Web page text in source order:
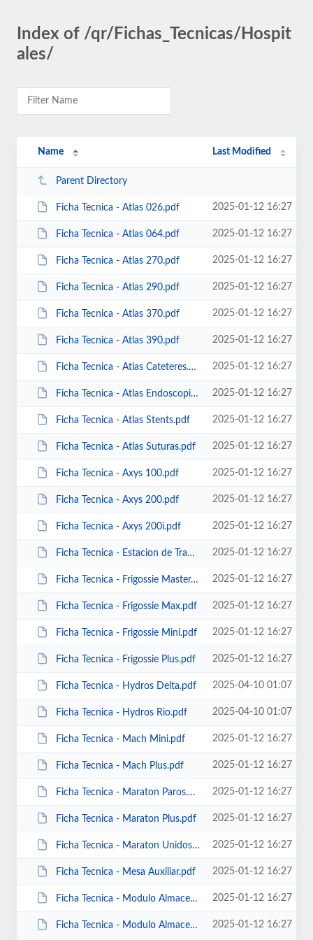
Index of /qr/Fichas_Tecnicas/Hospit
ales/
Name Last Modified
Parent Directory
Ficha Tecnica - Atlas 026.pdf 2025-01-12 16:27
Ficha Tecnica - Atlas 064.pdf 2025-01-12 16:27
Ficha Tecnica - Atlas 270.pdf 2025-01-12 16:27
Ficha Tecnica - Atlas 290.pdf 2025-01-12 16:27
Ficha Tecnica - Atlas 370.pdf 2025-01-12 16:27
Ficha Tecnica - Atlas 390.pdf 2025-01-12 16:27
Ficha Tecnica - Atlas Cateteres.pdf 2025-01-12 16:27
Ficha Tecnica - Atlas Endoscopios.pdf 2025-01-12 16:27
Ficha Tecnica - Atlas Stents.pdf 2025-01-12 16:27
Ficha Tecnica - Atlas Suturas.pdf 2025-01-12 16:27
Ficha Tecnica - Axys 100.pdf 2025-01-12 16:27
Ficha Tecnica - Axys 200.pdf 2025-01-12 16:27
Ficha Tecnica - Axys 200i.pdf 2025-01-12 16:27
Ficha Tecnica - Estacion de Trabajo Sencilla.pdf 2025-01-12 16:27
Ficha Tecnica - Frigossie Master.pdf 2025-01-12 16:27
Ficha Tecnica - Frigossie Max.pdf 2025-01-12 16:27
Ficha Tecnica - Frigossie Mini.pdf 2025-01-12 16:27
Ficha Tecnica - Frigossie Plus.pdf 2025-01-12 16:27
Ficha Tecnica - Hydros Delta.pdf 2025-04-10 01:07
Ficha Tecnica - Hydros Rio.pdf 2025-04-10 01:07
Ficha Tecnica - Mach Mini.pdf 2025-01-12 16:27
Ficha Tecnica - Mach Plus.pdf 2025-01-12 16:27
Ficha Tecnica - Maraton Paros.pdf 2025-01-12 16:27
Ficha Tecnica - Maraton Plus.pdf 2025-01-12 16:27
Ficha Tecnica - Maraton Unidosis.pdf 2025-01-12 16:27
Ficha Tecnica - Mesa Auxiliar.pdf 2025-01-12 16:27
Ficha Tecnica - Modulo Almacenamiento General.pdf 2025-01-12 16:27
Ficha Tecnica - Modulo Almacenamiento Multiproposito.pdf 2025-01-12 16:27